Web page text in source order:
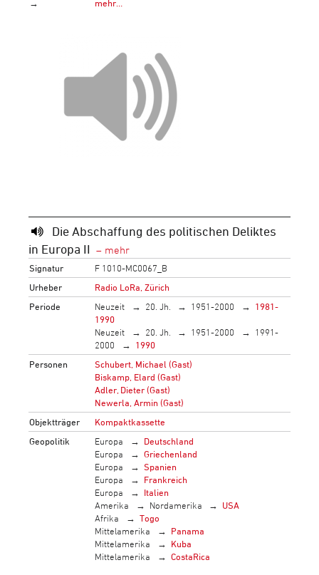
→ mehr…
Die Abschaffung des politischen Deliktes
in Europa II
Signatur
F 1010-MC0067_B
Urheber
Radio LoRa, Zürich
Periode
Neuzeit 20. Jh. 1951-2000
1981-
1990
Neuzeit
20. Jh. 1951-2000
1991-
2000
1990
Personen
Schubert, Michael (Gast)
Biskamp, Elard (Gast)
Adler, Dieter (Gast)
Newerla, Armin (Gast)
Objektträger
Kompaktkassette
Geopolitik
Europa
Deutschland
Europa
Griechenland
Europa
Spanien
Europa
Frankreich
Europa
Italien
Amerika
Nordamerika
USA
Afrika
Togo
Mittelamerika
Panama
Mittelamerika
Kuba
Mittelamerika
CostaRica